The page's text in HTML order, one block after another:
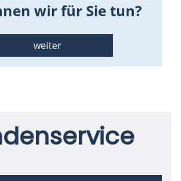
wir für Sie tun?
weiter